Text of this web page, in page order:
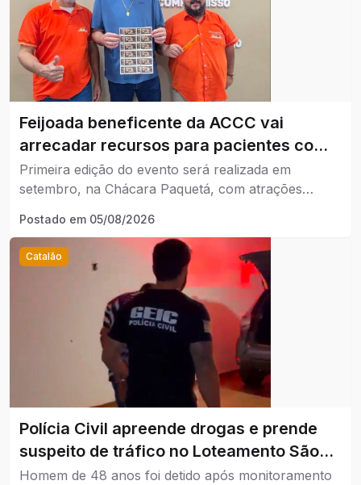
Feijoada beneficente da ACCC vai
arrecadar recursos para pacientes com
câncer em Catalão.
Primeira edição do evento será realizada em
setembro, na Chácara Paquetá, com atrações
Postado em 05/08/2026
Catalão
Polícia Civil apreende drogas e prende
suspeito de tráfico no Loteamento São
Lucas, em Catalão.
Homem de 48 anos foi detido após monitoramento